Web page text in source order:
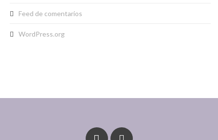
Feed de comentarios
WordPress.org